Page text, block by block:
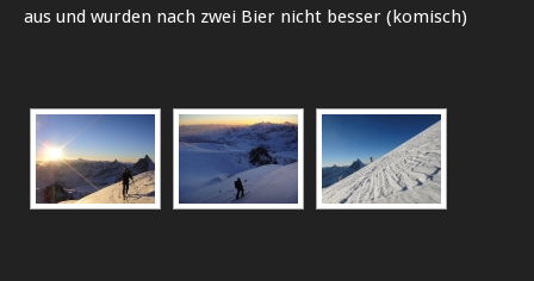
aus und wurden nach zwei Bier nicht besser (komisch)